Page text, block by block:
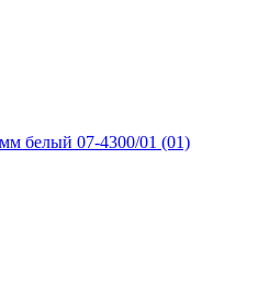
белый 07-4300/01 (01)